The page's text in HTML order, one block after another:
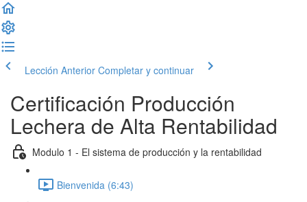
Lección Anterior Completar y continuar
Certificación Producción
Lechera de Alta Rentabilidad
Modulo 1 - El sistema de producción y la rentabilidad
Bienvenida (6:43)